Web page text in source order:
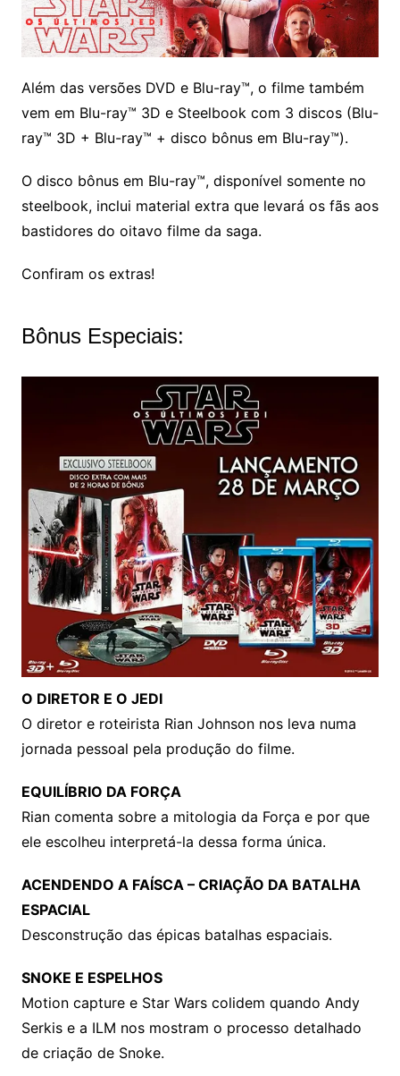
Além das versões DVD e Blu-ray™, o filme também
vem em Blu-ray™ 3D e Steelbook com 3 discos (Blu-
ray™ 3D + Blu-ray™ + disco bônus em Blu-ray™).
O disco bônus em Blu-ray™, disponível somente no
steelbook, inclui material extra que levará os fãs aos
bastidores do oitavo filme da saga.
Confiram os extras!
Bônus Especiais:
O DIRETOR E O JEDI
O diretor e roteirista Rian Johnson nos leva numa
jornada pessoal pela produção do filme.
EQUILÍBRIO DA FORÇA
Rian comenta sobre a mitologia da Força e por que
ele escolheu interpretá-la dessa forma única.
ACENDENDO A FAÍSCA – CRIAÇÃO DA BATALHA
ESPACIAL
Desconstrução das épicas batalhas espaciais.
SNOKE E ESPELHOS
Motion capture e Star Wars colidem quando Andy
Serkis e a ILM nos mostram o processo detalhado
de criação de Snoke.